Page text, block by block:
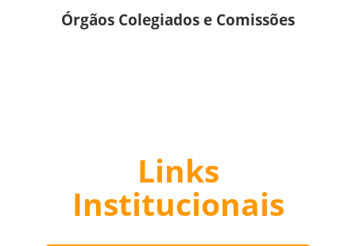
Órgãos Colegiados e Comissões
Links
Institucionais